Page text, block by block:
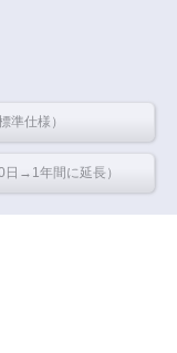
準仕様）
日→1年間に延長）